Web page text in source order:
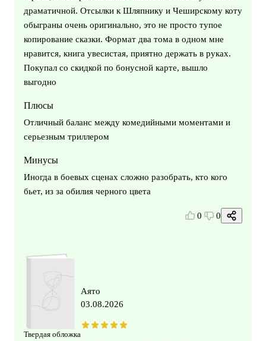
драматичной. Отсылки к Шляпнику и Чеширскому коту
обыграны очень оригинально, это не просто тупое
копирование сказки. Формат два тома в одном мне
нравится, книга увесистая, приятно держать в руках.
Покупал со скидкой по бонусной карте, вышло
выгодно
Плюсы
Отличный баланс между комедийными моментами и
серьезным триллером
Минусы
Иногда в боевых сценах сложно разобрать, кто кого
бьет, из за обилия черного цвета
0 0
Твердая обложка
Аято
03.08.2026